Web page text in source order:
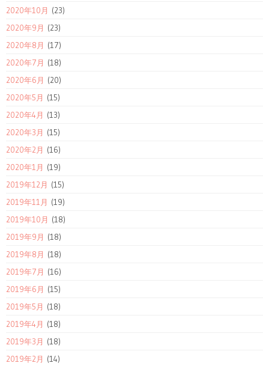
2020年10月 (23)
2020年9月 (23)
2020年8月 (17)
2020年7月 (18)
2020年6月 (20)
2020年5月 (15)
2020年4月 (13)
2020年3月 (15)
2020年2月 (16)
2020年1月 (19)
2019年12月 (15)
2019年11月 (19)
2019年10月 (18)
2019年9月 (18)
2019年8月 (18)
2019年7月 (16)
2019年6月 (15)
2019年5月 (18)
2019年4月 (18)
2019年3月 (18)
2019年2月 (14)